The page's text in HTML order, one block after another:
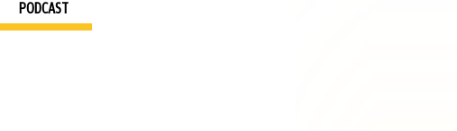
PODCAST